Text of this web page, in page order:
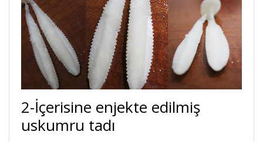
2-İçerisine enjekte edilmiş
uskumru tadı